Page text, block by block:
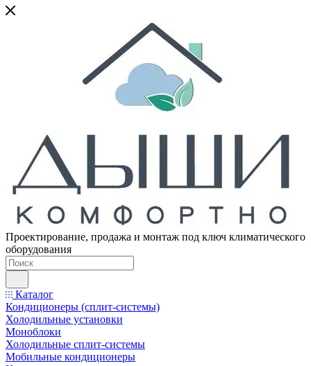
Проектирование, продажа и монтаж под ключ климатического
оборудования
Каталог
Кондиционеры (сплит-системы)
Холодильные установки
Моноблоки
Холодильные сплит-системы
Мобильные кондиционеры